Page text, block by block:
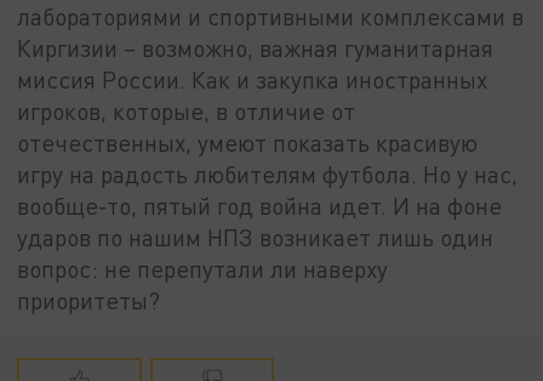
лабораториями и спортивными комплексами в
Киргизии – возможно, важная гуманитарная
миссия России. Как и закупка иностранных
игроков, которые, в отличие от
отечественных, умеют показать красивую
игру на радость любителям футбола. Но у нас,
вообще-то, пятый год война идет. И на фоне
ударов по нашим НПЗ возникает лишь один
вопрос: не перепутали ли наверху
приоритеты?